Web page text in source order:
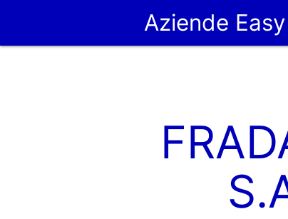
Aziende Easy